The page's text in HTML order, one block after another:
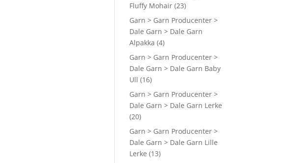
Fluffy Mohair (23)
Garn > Garn Producenter >
Dale Garn > Dale Garn
Alpakka (4)
Garn > Garn Producenter >
Dale Garn > Dale Garn Baby
Ull (16)
Garn > Garn Producenter >
Dale Garn > Dale Garn Lerke
(20)
Garn > Garn Producenter >
Dale Garn > Dale Garn Lille
Lerke (13)